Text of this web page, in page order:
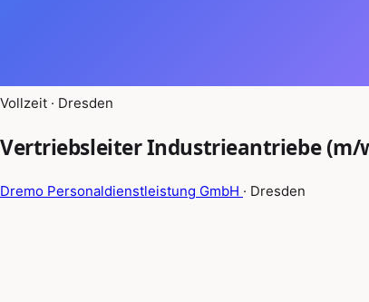
Vollzeit · Dresden
Vertriebsleiter Industrieantriebe (m/
Dremo Personaldienstleistung GmbH · Dresden